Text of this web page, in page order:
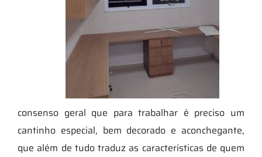
consenso geral que para trabalhar é preciso um
cantinho especial, bem decorado e aconchegante,
que além de tudo traduz as características de quem